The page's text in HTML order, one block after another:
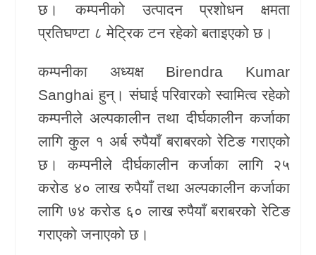
छ। कम्पनीको उत्पादन प्रशोधन क्षमता
प्रतिघण्टा ८ मेट्रिक टन रहेको बताइएको छ।
कम्पनीका अध्यक्ष Birendra Kumar
Sanghai हुन्। संघाई परिवारको स्वामित्व रहेको
कम्पनीले अल्पकालीन तथा दीर्घकालीन कर्जाका
लागि कुल १ अर्ब रुपैयाँ बराबरको रेटिङ गराएको
छ। कम्पनीले दीर्घकालीन कर्जाका लागि २५
करोड ४० लाख रुपैयाँ तथा अल्पकालीन कर्जाका
लागि ७४ करोड ६० लाख रुपैयाँ बराबरको रेटिङ
गराएको जनाएको छ।